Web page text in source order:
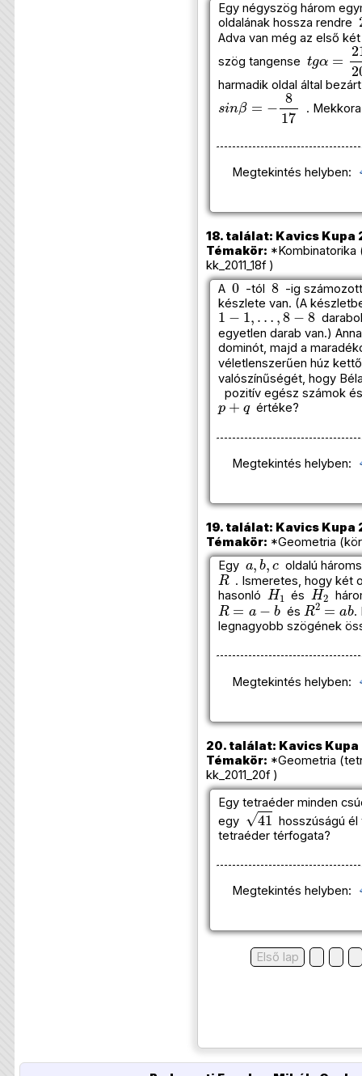
Egy négyszög három
oldalának hossza rendre
Adva van még az első
szög tangense
t 21
harmadik oldal által
in β= 17
.
Megtekintés helyben:
18. találat: Kavics Kupa
Témakör:
kk_2011_18f )
A
0
-tól
8
-ig számozott
készlete van. (A
1−1,…,8 −8
egyetlen darab van.)
dominót, majd a
véletlenszerűen húz
valószínűségét, hogy
pozitív egész számok
p+q
értéke?
Megtekintés helyben:
19. találat: Kavics Kupa
Témakör: *Geometria
Egy
a,b,c
oldalú
R
. Ismeretes, hogy két
hasonló
H1
és
H2
R=a−b
és
R2= ab
.
legnagyobb szögének
Megtekintés helyben:
20. találat: Kavics Kupa
Témakör: *Geometria
kk_2011_20f )
Egy tetraéder minden
egy
41
hosszúságú él
tetraéder térfogata?
Megtekintés helyben:
Első lap